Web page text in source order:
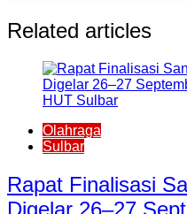
Related articles
Olahraga
Sulbar
Rapat Finalisasi
Digelar 26–27